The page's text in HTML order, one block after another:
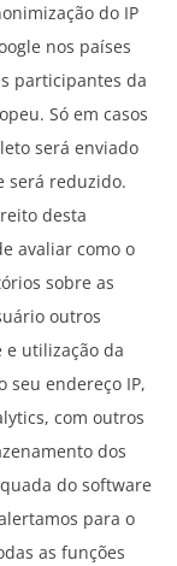
do IP
nos países
participantes da
Só em casos
será enviado
será reduzido.
desta
avaliar como o
sobre as
outros
e utilização da
seu endereço IP,
com outros
dos
do software
para o
as funções